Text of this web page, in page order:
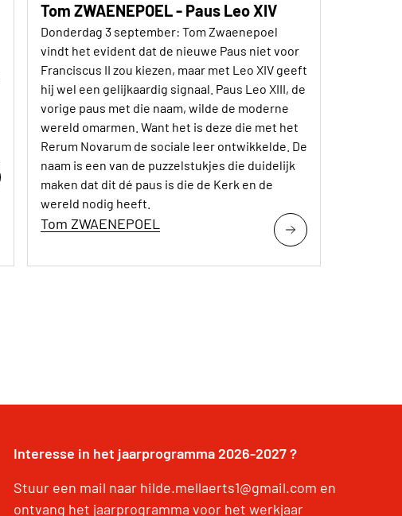
Tom ZWAENEPOEL - Paus Leo XIV
Donderdag 3 september: Tom Zwaenepoel
vindt het evident dat de nieuwe Paus niet voor
Franciscus II zou kiezen, maar met Leo XIV geeft
hij wel een gelijkaardig signaal. Paus Leo XIII, de
vorige paus met die naam, wilde de moderne
wereld omarmen. Want het is deze die met het
Rerum Novarum de sociale leer ontwikkelde. De
naam is een van de puzzelstukjes die duidelijk
maken dat dit dé paus is die de Kerk en de
wereld nodig heeft.
Tom ZWAENEPOEL
Interesse in het jaarprogramma 2026-2027 ?
Stuur een mail naar hilde.mellaerts1@gmail.com en
ontvang het jaarprogramma voor het werkjaar